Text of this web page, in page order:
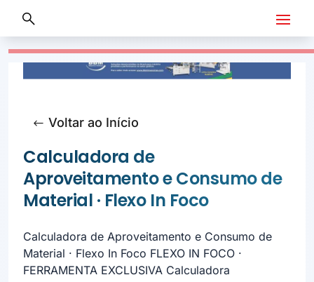
Voltar ao Início
Calculadora de
Aproveitamento e Consumo de
Material · Flexo In Foco
Calculadora de Aproveitamento e Consumo de
Material · Flexo In Foco FLEXO IN FOCO ·
FERRAMENTA EXCLUSIVA Calculadora